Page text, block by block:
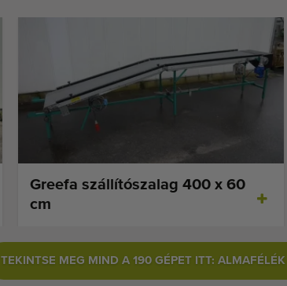
Greefa szállítószalag 400 x 60
cm
TEKINTSE MEG MIND A 190 GÉPET ITT: ALMAFÉLÉK